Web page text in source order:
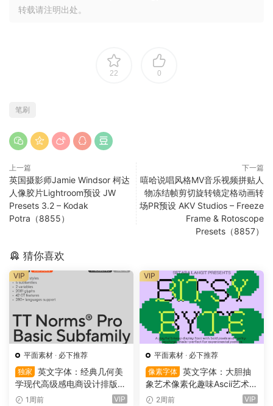
转载请注明出处。
22 0
笔刷
上一篇
英国摄影师Jamie Windsor 柯达
人像胶片Lightroom预设 JW
Presets 3.2 – Kodak
Potra（8855）
下一篇
嘻哈说唱风格MV音乐视频拼贴人
物冻结帧剪切旋转镜定格动画转
场PR预设 AKV Studios – Freeze
Frame & Rotoscope
Presets（8857）
猜你喜欢
平面素材 · 必下推荐
独家
英文字体：经典几何美
学现代高级感电商设计排版广
告创意封面设计字体 TT Nor
1周前 VIP
VIP
平面素材 · 必下推荐
像素字体 英文字体：大胆抽
象艺术像素化趣味Ascii艺术lo
go标题排版衬线英文装饰封
2周前 VIP
VIP